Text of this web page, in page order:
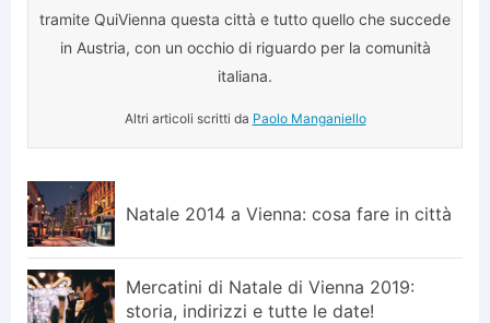
tramite QuiVienna questa città e tutto quello che succede
in Austria, con un occhio di riguardo per la comunità
italiana.
Altri articoli scritti da Paolo Manganiello
Natale 2014 a Vienna: cosa fare in città
Mercatini di Natale di Vienna 2019:
storia, indirizzi e tutte le date!